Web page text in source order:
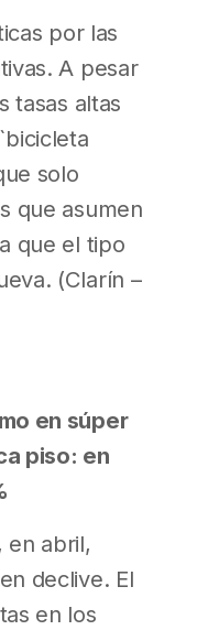
por las
A pesar
tasas altas
solo
que asumen
que el tipo
(Clarín –
en súper
piso: en
en abril,
declive. El
en los